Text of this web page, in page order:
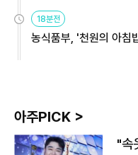
원
18분전
농식품부, '천원의 아
아주PICK >
"속